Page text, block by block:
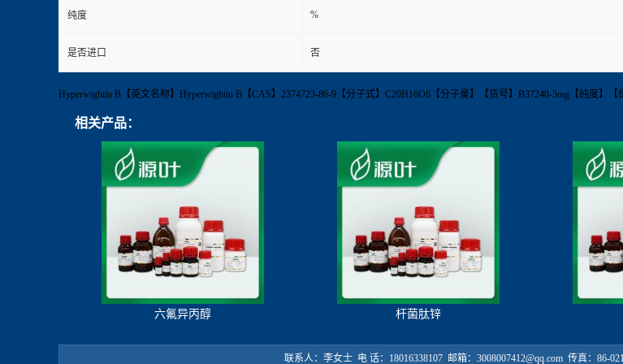
纯度 %
是否进口 否
Hyperwightin B【英文名称】Hyperwightin B【CAS】2374723-86-9【分子式】C20H16O6【分子量】【货号】B37240-5mg【纯度】
相关产品：
六氟异丙醇 杆菌肽锌
联系人：李女士 电 话：18016338107 邮箱：3008007412@qq.com 传真：86-